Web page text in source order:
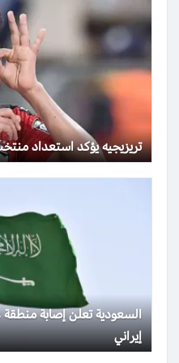
تريزيجيه يؤكد استعداد
السعودية تعلن إصابة
إيراني